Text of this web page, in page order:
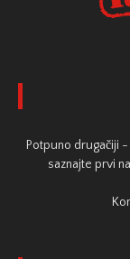
Potpuno drugačiji
saznajte prvi